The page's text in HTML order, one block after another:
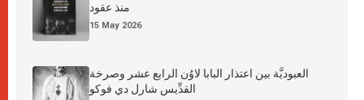
منذ عقود
15 May 2026
العبوديَّة بين اعتذار البابا لاوُن الرابع عشر وصرخة
القدِّيس شارل دي فوكو